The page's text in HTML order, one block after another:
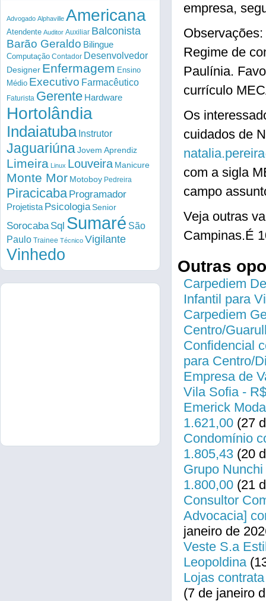
empresa,
Regime de
Paulínia.
currículo
Os
cuidados de
com a sigla
campo
Veja outras
Campinas.É
Outras
Carpediem
Infantil para
Carpediem
Centro/
Confidencial
para Centro/
Empresa de
Vila Sofia -
Emerick
1.621,00 (27
Condomínio
1.805,43 (20
Grupo
1.800,00 (21
Consultor
Advocacia]
janeiro de
Veste S.a
Leopoldina
Lojas
(7 de janeiro
Advogado Alphaville Americana
Atendente Auditor Auxiliar Balconista
Barão Geraldo Bilingue
Computação Contador Desenvolvedor
Designer Enfermagem Ensino
Médio Executivo Farmacêutico
Faturista Gerente Hardware
Hortolândia
Indaiatuba Instrutor
Jaguariúna Jovem Aprendiz
Limeira Linux Louveira Manicure
Monte Mor Motoboy Pedreira
Piracicaba Programador
Projetista PsicologiaSenior
Sorocaba Sql Sumaré São
Paulo Trainee Técnico Vigilante
Vinhedo